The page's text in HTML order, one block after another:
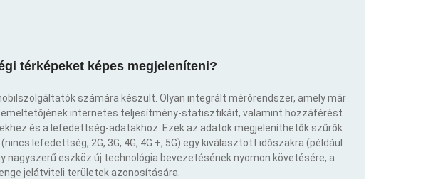
térképeket képes megjeleníteni?
számára készült. Olyan integrált mérőrendszer, amely már
internetes teljesítmény-statisztikáit, valamint hozzáférést
és a lefedettség-adatakhoz. Ezek az adatok megjeleníthetők szűrők
lefedettség, 2G, 3G, 4G, 4G +, 5G) egy kiválasztott időszakra (például
nagyszerű eszköz új technológia bevezetésének nyomon követésére, a
jelátviteli területek azonosítására.